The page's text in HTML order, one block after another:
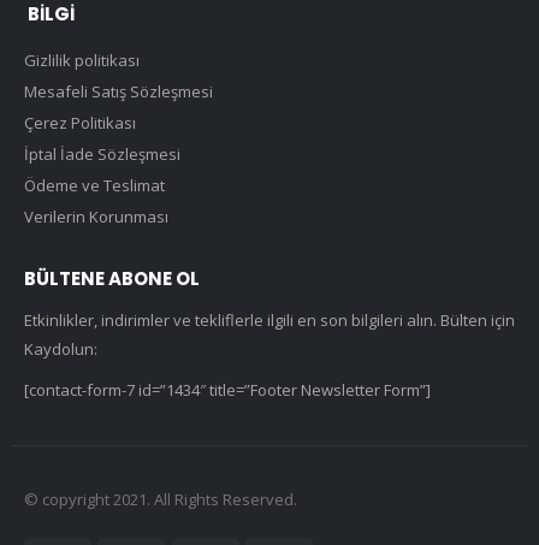
BILGI
Gizlilik politikası
Mesafeli Satış Sözleşmesi
Çerez Politikası
İptal İade Sözleşmesi
Ödeme ve Teslimat
Verilerin Korunması
BÜLTENE ABONE OL
Etkinlikler, indirimler ve tekliflerle ilgili en son bilgileri alın. Bülten için
Kaydolun:
[contact-form-7 id=”1434″ title=”Footer Newsletter Form”]
© copyright 2021. All Rights Reserved.